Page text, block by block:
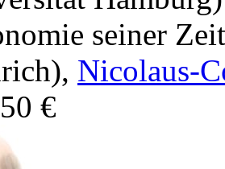
seiner
Nicolaus-
€